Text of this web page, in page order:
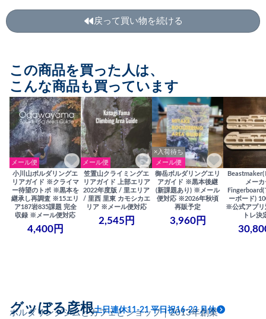
戻って買い物を続ける
この商品を買った人は、
こんな商品も買っています
メール便
小川山ボルダリングエ
リアガイド ※クライマ
ー待望のトポ ※黒本を
継承し再調査 ※15エリ
ア187岩835課題 完全
収録 ※メール便対応
4,400円
メール便
笠置山クライミングエ
リアガイド 上部エリア
2022年度版 / 里エリア
/ 里西 里東 カモシカエ
リア ※メール便対応
2,545円
×入荷待ち
メール便
御岳ボルダリングエリ
アガイド ※黒本後継
(新課題あり) ※メール
便対応 ※2026年秋頃
再販予定
3,960円
メーカ
ーボード)
※公式アプ
トレ決
ボルダリングジムとカフェとショップ｜2013年創業
グッぼる彦根土日連休11-21 平日祝16-23 月休